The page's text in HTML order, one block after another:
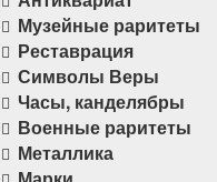
Музейные раритеты
Реставрация
Символы Веры
Часы, канделябры
Военные раритеты
Металлика